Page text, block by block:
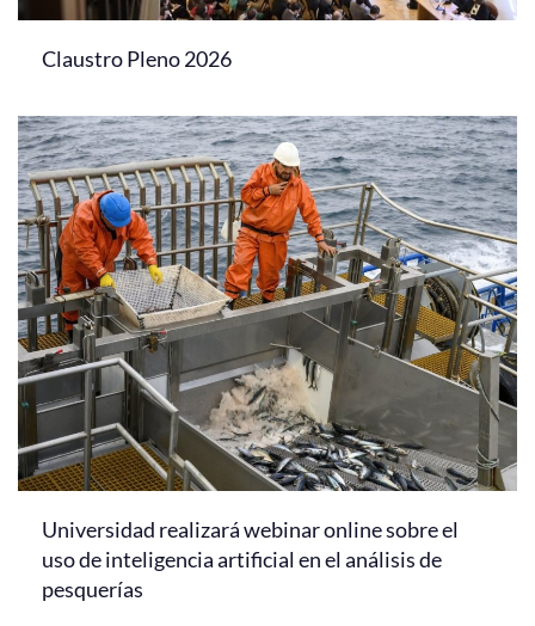
Claustro Pleno 2026
Universidad realizará webinar online sobre el
uso de inteligencia artificial en el análisis de
pesquerías